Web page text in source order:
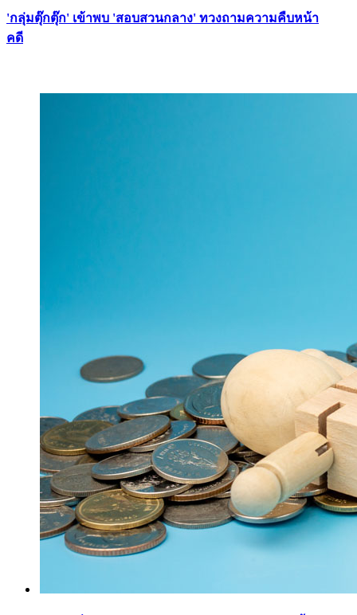
'กลุ่มตุ๊กตุ๊ก' เข้าพบ 'สอบสวนกลาง' ทวงถามความคืบหน้า
คดี